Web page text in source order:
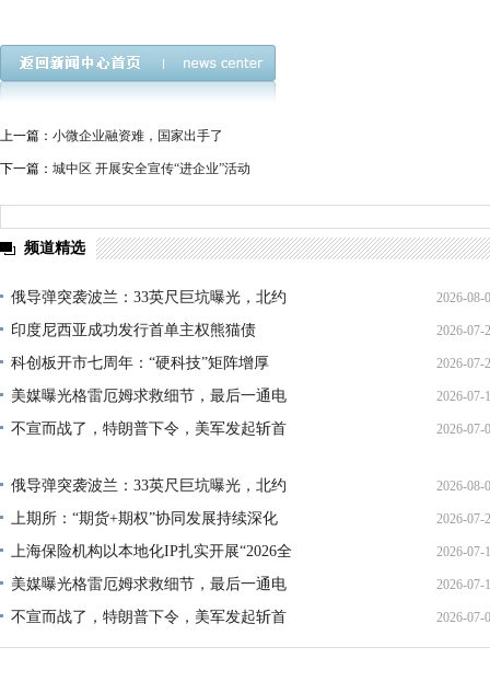
上一篇： 小微企业融资难，国家出手了
下一篇： 城中区 开展安全宣传“进企业”活动
频道精选
俄导弹突袭波兰：33英尺巨坑曝光，北约 2026-08-
印度尼西亚成功发行首单主权熊猫债 2026-07-
科创板开市七周年：“硬科技”矩阵增厚 2026-07-
美媒曝光格雷厄姆求救细节，最后一通电 2026-07-
不宣而战了，特朗普下令，美军发起斩首 2026-07-
俄导弹突袭波兰：33英尺巨坑曝光，北约 2026-08-
上期所：“期货+期权”协同发展持续深化 2026-07-
上海保险机构以本地化IP扎实开展“2026全 2026-07-
美媒曝光格雷厄姆求救细节，最后一通电 2026-07-
不宣而战了，特朗普下令，美军发起斩首 2026-07-